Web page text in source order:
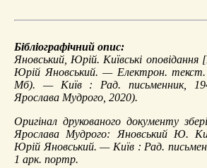
Бібліографічний опис:
Яновський, Юрій. Київські оповідання
Юрій Яновський. — Електрон.
Мб). — Київ : Рад. письменник,
Ярослава Мудрого, 2020).
Оригінал друкованого документу
Ярослава Мудрого: Яновський Ю.
Юрій Яновський. — Київ : Рад.
1 арк. портр.